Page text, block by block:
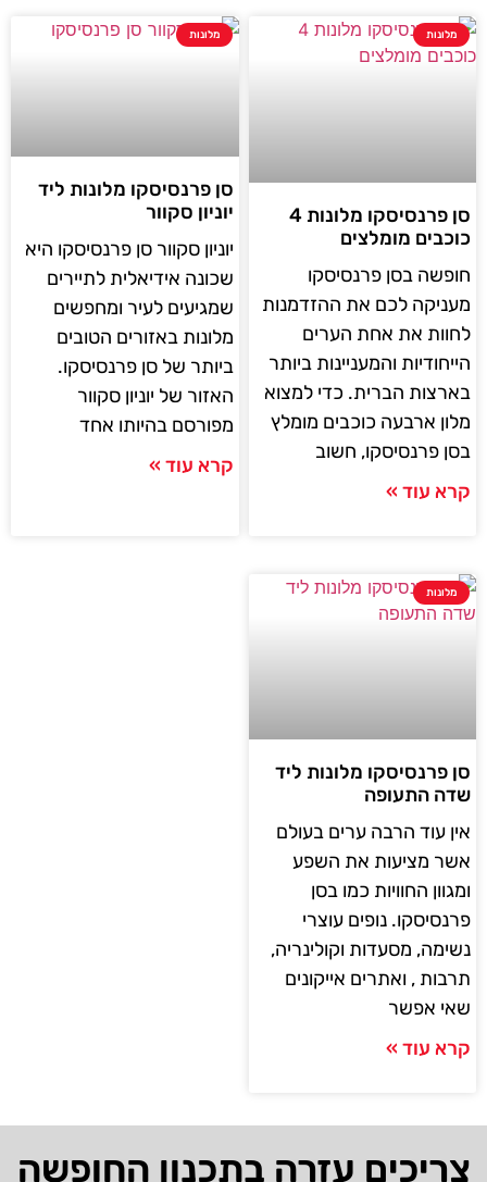
מלונות
סן פרנסיסקו מלונות 4
כוכבים מומלצים
חופשה בסן פרנסיסקו
מעניקה לכם את ההזדמנות
לחוות את אחת הערים
הייחודיות והמעניינות ביותר
בארצות הברית. כדי למצוא
מלון ארבעה כוכבים מומלץ
בסן פרנסיסקו, חשוב
קרא עוד »
מלונות
סן פרנסיסקו מלונות ליד
יוניון סקוור
יוניון סקוור סן פרנסיסקו היא
שכונה אידיאלית לתיירים
שמגיעים לעיר ומחפשים
מלונות באזורים הטובים
ביותר של סן פרנסיסקו.
האזור של יוניון סקוור
מפורסם בהיותו אחד
קרא עוד »
מלונות
סן פרנסיסקו מלונות ליד
שדה התעופה
אין עוד הרבה ערים בעולם
אשר מציעות את השפע
ומגוון החוויות כמו בסן
פרנסיסקו. נופים עוצרי
נשימה, מסעדות וקולינריה,
תרבות , ואתרים אייקונים
שאי אפשר
קרא עוד »
צריכים עזרה בתכנון החופשה